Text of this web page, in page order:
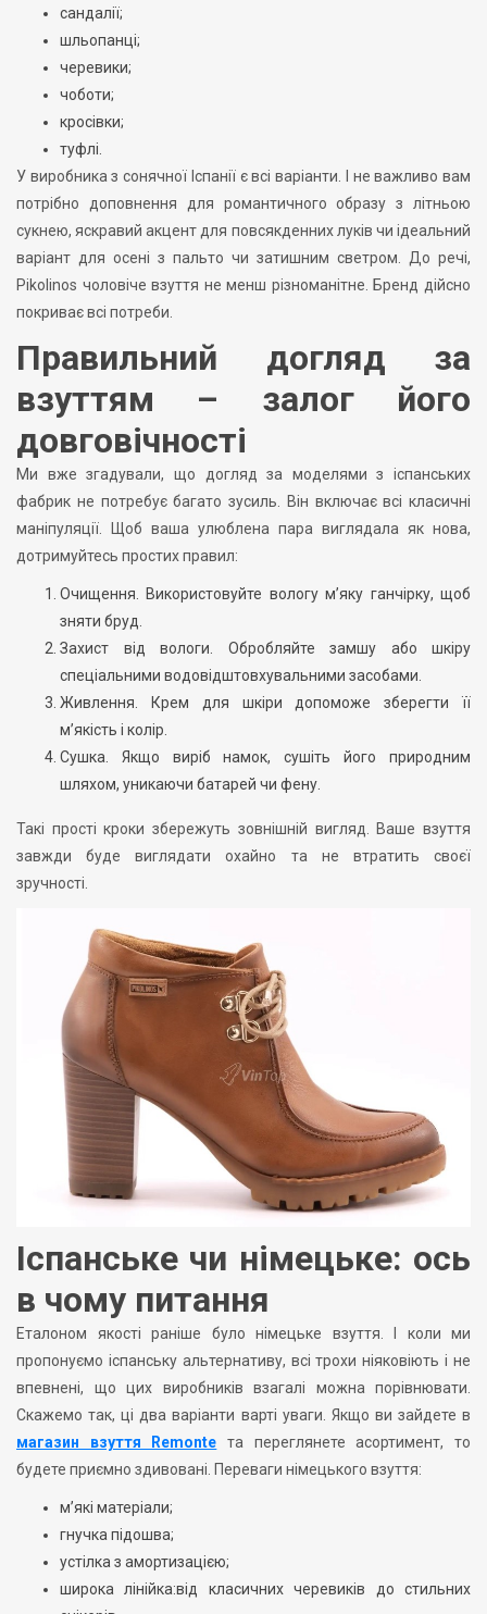
сандалії;
шльопанці;
черевики;
чоботи;
кросівки;
туфлі.
У виробника з сонячної Іспанії є всі варіанти. І не важливо вам
потрібно доповнення для романтичного образу з літньою
сукнею, яскравий акцент для повсякденних луків чи ідеальний
варіант для осені з пальто чи затишним светром. До речі,
Pikolinos чоловіче взуття не менш різноманітне. Бренд дійсно
покриває всі потреби.
Правильний догляд за
взуттям – залог його
довговічності
Ми вже згадували, що догляд за моделями з іспанських
фабрик не потребує багато зусиль. Він включає всі класичні
маніпуляції. Щоб ваша улюблена пара виглядала як нова,
дотримуйтесь простих правил:
Очищення. Використовуйте вологу м’яку ганчірку, щоб
зняти бруд.
Захист від вологи. Обробляйте замшу або шкіру
спеціальними водовідштовхувальними засобами.
Живлення. Крем для шкіри допоможе зберегти її
м’якість і колір.
Сушка. Якщо виріб намок, сушіть його природним
шляхом, уникаючи батарей чи фену.
Такі прості кроки збережуть зовнішній вигляд. Ваше взуття
завжди буде виглядати охайно та не втратить своєї
зручності.
Іспанське чи німецьке: ось
в чому питання
Еталоном якості раніше було німецьке взуття. І коли ми
пропонуємо іспанську альтернативу, всі трохи ніяковіють і не
впевнені, що цих виробників взагалі можна порівнювати.
Скажемо так, ці два варіанти варті уваги. Якщо ви зайдете в
магазин взуття Remonte та переглянете асортимент, то
будете приємно здивовані. Переваги німецького взуття:
м’які матеріали;
гнучка підошва;
устілка з амортизацією;
широка лінійка:від класичних черевиків до стильних